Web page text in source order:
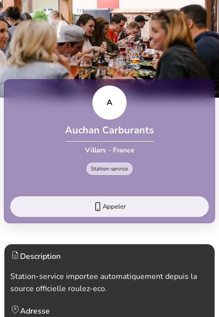
A
Auchan Carburants
Villars - France
Station-service
Appeler
Description
Station-service importee automatiquement depuis la
source officielle roulez-eco.
Adresse